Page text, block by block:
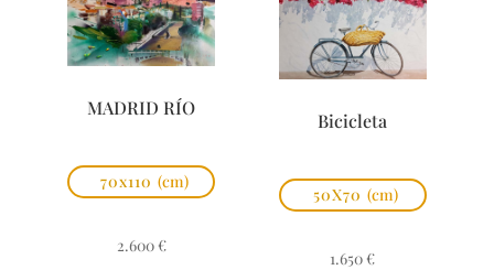
MADRID RÍO
70x110 (cm)
2.600 €
Bicicleta
50X70 (cm)
1.650 €